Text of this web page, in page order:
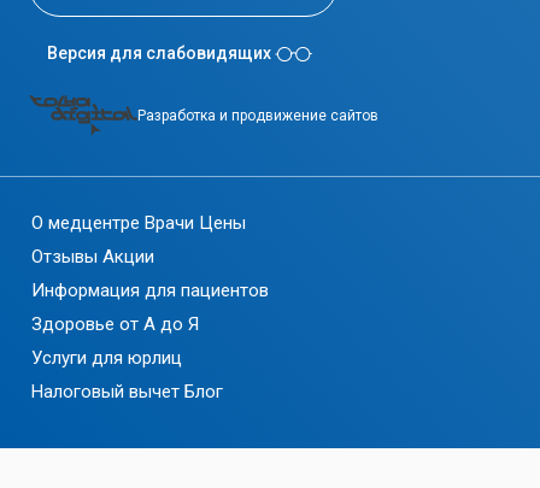
Версия для слабовидящих
Разработка и продвижение сайтов
О медцентре Врачи Цены
Отзывы Акции
Информация для пациентов
Здоровье от А до Я
Услуги для юрлиц
Налоговый вычет Блог